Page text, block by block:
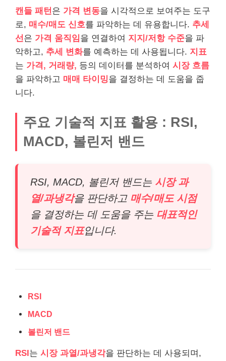
캔들 패턴은 가격 변동을 시각적으로 보여주는 도구
로, 매수/매도 신호를 파악하는 데 유용합니다. 추세
선은 가격 움직임을 연결하여 지지/저항 수준을 파
악하고, 추세 변화를 예측하는 데 사용됩니다. 지표
는 가격, 거래량, 등의 데이터를 분석하여 시장 흐름
을 파악하고 매매 타이밍을 결정하는 데 도움을 줍
니다.
주요 기술적 지표 활용 : RSI,
MACD, 볼린저 밴드
RSI, MACD, 볼린저 밴드는 시장 과
열/과냉각을 판단하고 매수/매도 시점
을 결정하는 데 도움을 주는 대표적인
기술적 지표입니다.
RSI
MACD
볼린저 밴드
RSI는 시장 과열/과냉각을 판단하는 데 사용되며,